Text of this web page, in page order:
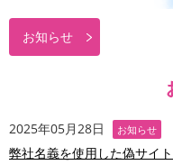
お知らせ
2025年05月28日 お知らせ
弊社名義を使用した偽サイ